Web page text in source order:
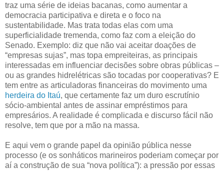
traz uma série de ideias bacanas, como aumentar a
democracia participativa e direta e o foco na
sustentabilidade. Mas trata todas elas com uma
superficialidade tremenda, como faz com a eleição do
Senado. Exemplo: diz que não vai aceitar doações de
“empresas sujas”, mas topa empreiteiras, as principais
interessadas em influenciar decisões sobre obras públicas –
ou as grandes hidrelétricas são tocadas por cooperativas? E
tem entre as articuladoras financeiras do movimento uma
herdeira do Itaú, que certamente faz um duro escrutínio
sócio-ambiental antes de assinar empréstimos para
empresários. A realidade é complicada e discurso fácil não
resolve, tem que por a mão na massa.
E aqui vem o grande papel da opinião pública nesse
processo (e os sonháticos marineiros poderiam começar por
aí a construção de sua “nova política”): a pressão por essas